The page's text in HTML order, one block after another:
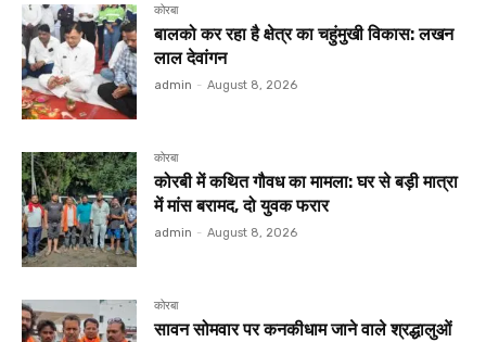
कोरबा
बालको कर रहा है क्षेत्र का चहुंमुखी विकास: लखन
लाल देवांगन
admin - August 8, 2026
कोरबा
कोरबी में कथित गौवध का मामला: घर से बड़ी मात्रा
में मांस बरामद, दो युवक फरार
admin - August 8, 2026
कोरबा
सावन सोमवार पर कनकीधाम जाने वाले श्रद्धालुओं